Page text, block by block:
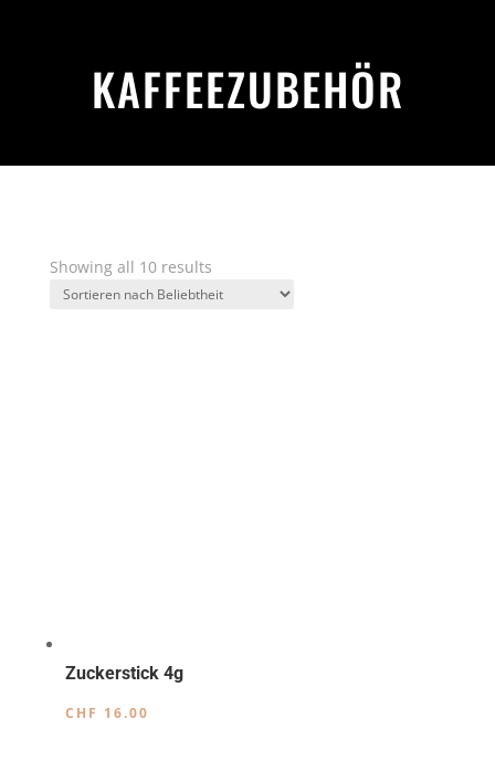
KAFFEEZUBEHÖR
Showing all 10 resultsSorted
by
Zuckerstick 4g
CHF 16.00